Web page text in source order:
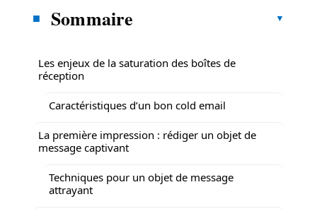
Sommaire
Les enjeux de la saturation des boîtes de
réception
Caractéristiques d’un bon cold email
La première impression : rédiger un objet de
message captivant
Techniques pour un objet de message
attrayant